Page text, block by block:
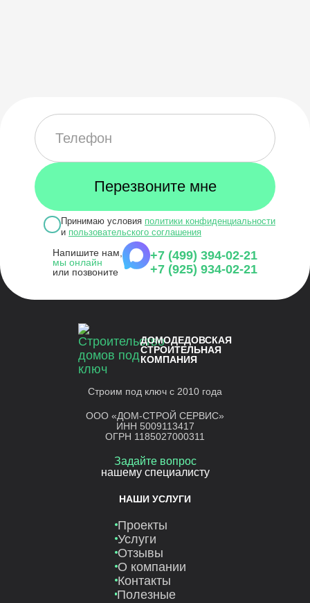
Принимаю условия политики конфиденциальности
и пользовательского соглашения
Напишите нам,
мы онлайн
или позвоните
+7 (499) 394-02-21
+7 (925) 934-02-21
ДОМОДЕДОВСКАЯ
СТРОИТЕЛЬНАЯ
КОМПАНИЯ
Строим под ключ с 2010 года
ООО «ДОМ-СТРОЙ СЕРВИС»
ИНН 5009113417
ОГРН 1185027000311
Задайте вопрос
нашему специалисту
НАШИ УСЛУГИ
Проекты
Услуги
Отзывы
О компании
Контакты
Полезные